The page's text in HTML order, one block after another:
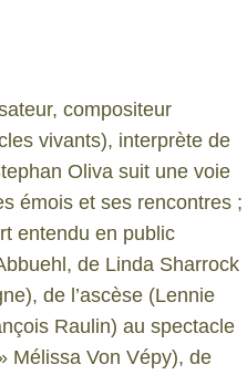
compositeur
vivants), interprète de
Oliva suit une voie
émois et ses rencontres ;
entendu en public
de Linda Sharrock
de l’ascèse (Lennie
Raulin) au spectacle
Mélissa Von Vépy), de